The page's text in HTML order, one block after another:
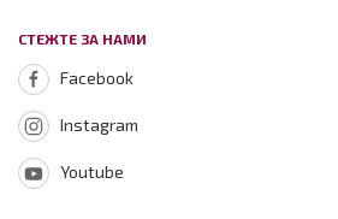
СТЕЖТЕ ЗА НАМИ
Facebook
Instagram
Youtube